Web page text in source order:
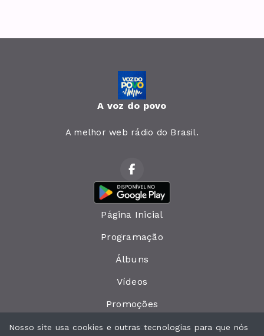
A voz do povo
A melhor web rádio do Brasil.
Página Inicial
Programação
Álbuns
Vídeos
Promoções
Eventos
Nosso site usa cookies e outras tecnologias para que nós